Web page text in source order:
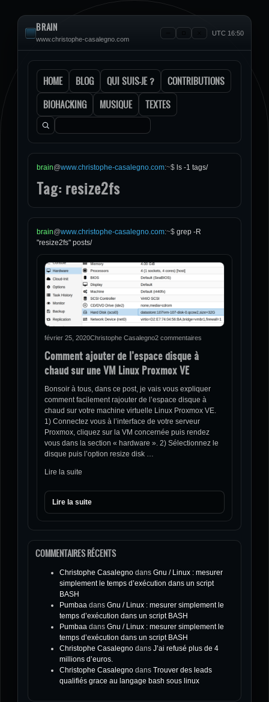
BRAIN
www.christophe-casalegno.com
UTC 16:50
HOME BLOG QUI SUIS-JE ?
CONTRIBUTIONS
BIOHACKING
MUSIQUE TEXTES
Rechercher :
brain@www.christophe-casalegno.com:~$ ls -1 tags/
Tag: resize2fs
brain@www.christophe-casalegno.com:~$ grep -R
"resize2fs" posts/
février 25, 2020Christophe Casalegno2 commentaires
Comment ajouter de l’espace disque à
chaud sur une VM Linux Proxmox VE
Bonsoir à tous, dans ce post, je vais vous expliquer
comment facilement rajouter de l’espace disque à
chaud sur votre machine virtuelle Linux Proxmox VE.
1) Connectez vous à l’interface de votre serveur
Proxmox, cliquez sur la VM concernée puis rendez
vous dans la section « hardware ». 2) Sélectionnez le
disque puis l’option resize disk …
Lire la suite
Lire la suite
COMMENTAIRES RÉCENTS
Christophe Casalegno dans Gnu / Linux : mesurer
simplement le temps d’exécution dans un script
BASH
Pumbaa dans Gnu / Linux : mesurer simplement le
temps d’exécution dans un script BASH
Pumbaa dans Gnu / Linux : mesurer simplement le
temps d’exécution dans un script BASH
Christophe Casalegno dans J’ai refusé plus de 4
millions d’euros.
Christophe Casalegno dans Trouver des leads
qualifiés grace au langage bash sous linux